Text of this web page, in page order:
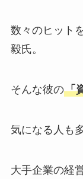
数々のヒット
毅氏。
そんな彼の「
気になる人も
大手企業の経